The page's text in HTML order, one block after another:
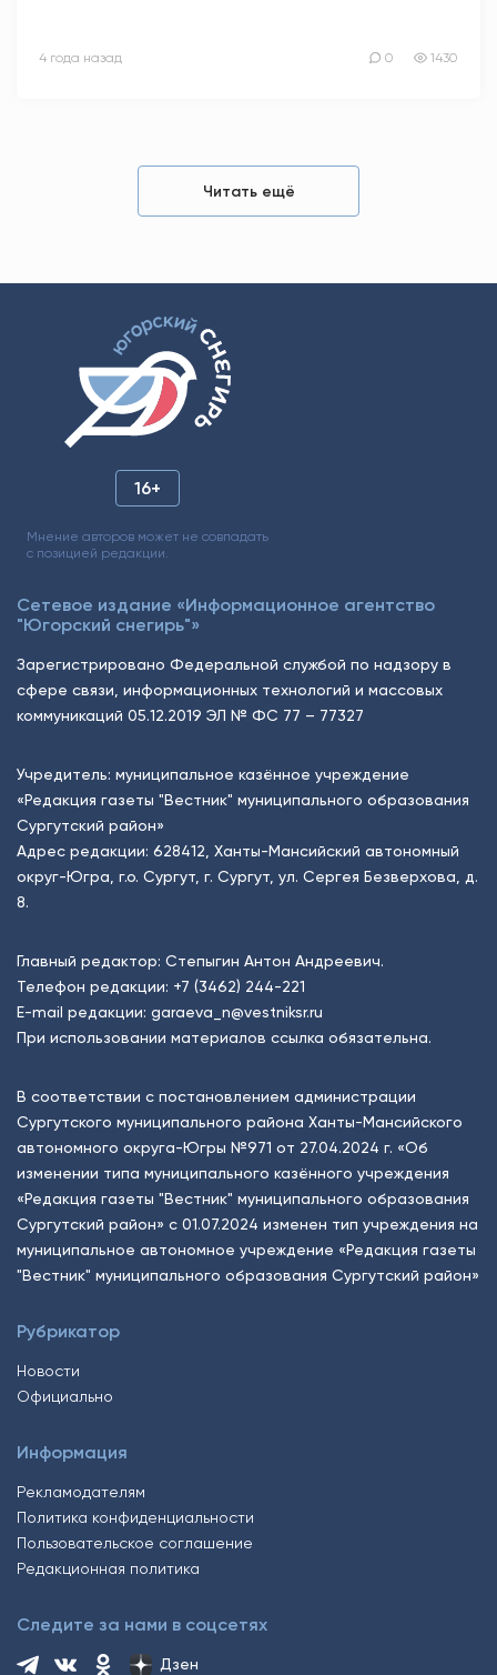
4 года назад 0 1430
Читать ещё
16+
Мнение авторов может не совпадать
с позицией редакции.
Сетевое издание «Информационное агентство
"Югорский снегирь"»
Зарегистрировано Федеральной службой по надзору в
сфере связи, информационных технологий и массовых
коммуникаций 05.12.2019 ЭЛ № ФС 77 – 77327
Учредитель: муниципальное казённое учреждение
«Редакция газеты "Вестник" муниципального образования
Сургутский район»
Адрес редакции: 628412, Ханты-Мансийский автономный
округ-Югра, г.о. Сургут, г. Сургут, ул. Сергея Безверхова, д.
8.
Главный редактор: Степыгин Антон Андреевич.
Телефон редакции: +7 (3462) 244-221
E-mail редакции: garaeva_n@vestniksr.ru
При использовании материалов ссылка обязательна.
В соответствии с постановлением администрации
Сургутского муниципального района Ханты-Мансийского
автономного округа-Югры №971 от 27.04.2024 г. «Об
изменении типа муниципального казённого учреждения
«Редакция газеты "Вестник" муниципального образования
Сургутский район» с 01.07.2024 изменен тип учреждения на
муниципальное автономное учреждение «Редакция газеты
"Вестник" муниципального образования Сургутский район»
Рубрикатор
Новости
Официально
Информация
Рекламодателям
Политика конфиденциальности
Пользовательское соглашение
Редакционная политика
Следите за нами в соцсетях
Дзен